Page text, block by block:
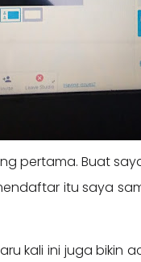
pertama. Buat
itu saya
kali ini juga bikin